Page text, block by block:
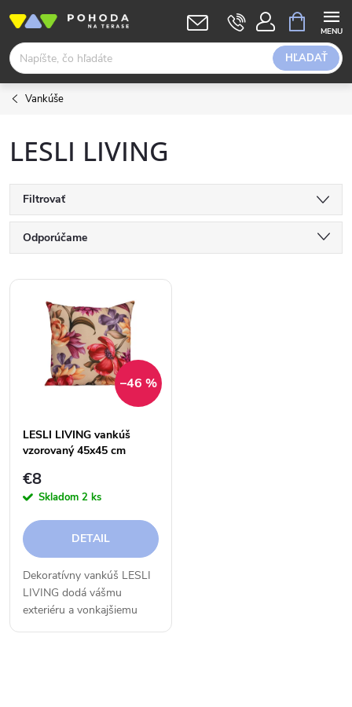
obsah
HĽADAŤ
KOŠÍK
Vankúše
LESLI LIVING
Filtrovať
R
a
e
p
o
d
Odporúčame
Najdrahšie
Abecedne
V
s
p
o
d
–46 %
LESLI LIVING vankúš
vzorovaný 45x45 cm
€8
Skladom 2 ks
DETAIL
Dekoratívny vankúš LESLI
LIVING dodá vášmu
exteriéru a vonkajšiemu